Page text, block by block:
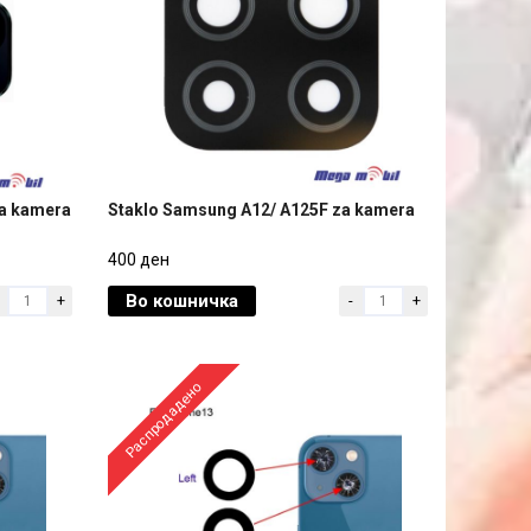
kamera
kamera
+
Staklo Samsung A12/ A125F za kamera
400 ден
Staklo Samsung A12/ A125F za kamera
400 ден
Во кошничка - +
Распродадено